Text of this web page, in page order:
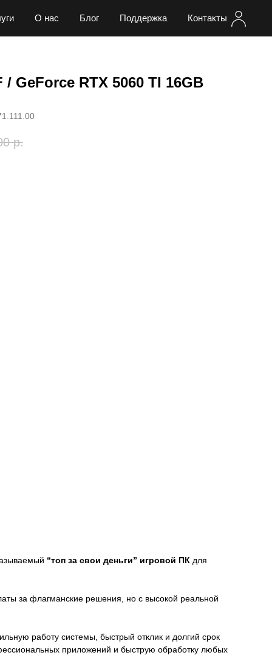
О нас Блог Поддержка Контакты
GeForce RTX 5060 TI 16GB
р.
“топ за свои деньги” игровой ПК для
за флагманские решения, но с высокой реальной
работу системы, быстрый отклик и долгий срок
приложений и быструю обработку любых